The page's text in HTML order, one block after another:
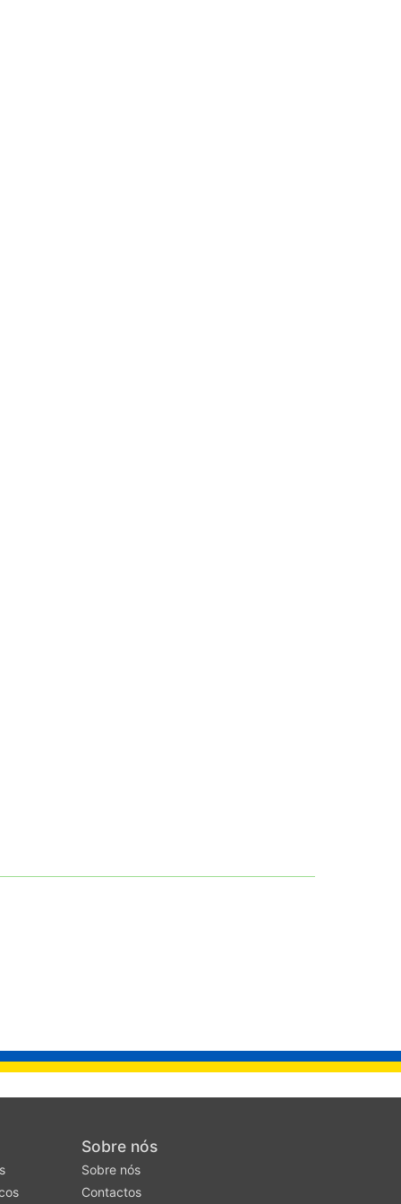
Sobre nós
Sobre nós
Contactos